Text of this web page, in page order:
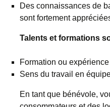
Des connaissances de
sont fortement
Talents et formations
Formation ou
Sens du travail en
En tant que bénévole,